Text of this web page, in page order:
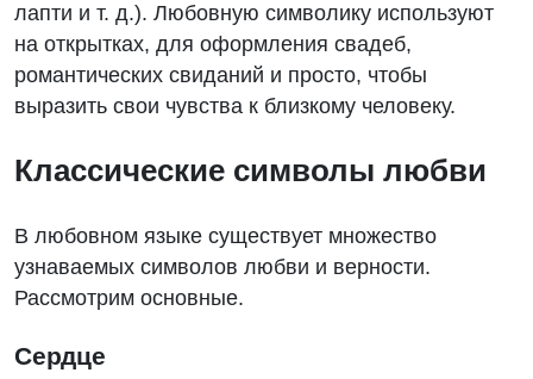
лапти и т. д.). Любовную символику используют
на открытках, для оформления свадеб,
романтических свиданий и просто, чтобы
выразить свои чувства к близкому человеку.
Классические символы любви
В любовном языке существует множество
узнаваемых символов любви и верности.
Рассмотрим основные.
Сердце